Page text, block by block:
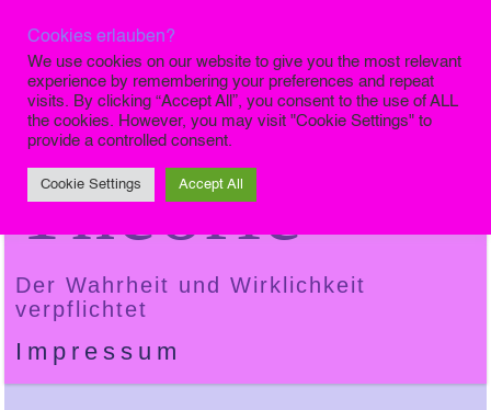
Die Finale
Theorie
Der Wahrheit und Wirklichkeit
verpflichtet
Impressum
Cookies erlauben?
We use cookies on our website to give you the most relevant
experience by remembering your preferences and repeat
visits. By clicking “Accept All”, you consent to the use of ALL
the cookies. However, you may visit "Cookie Settings" to
provide a controlled consent.
Cookie Settings Accept All